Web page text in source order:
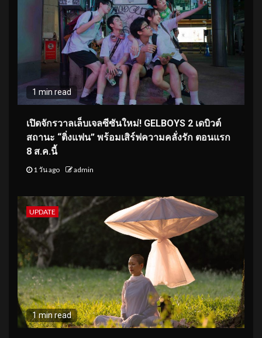
1 min read
เปิดจักรวาลเล็บเจลซีซันใหม่! GELBOYS 2 เดบิวต์
สถานะ “ติ่งแฟน” พร้อมเสิร์ฟความคลั่งรัก ตอนแรก
8 ส.ค.นี้
1 วัน ago admin
UPDATE
1 min read